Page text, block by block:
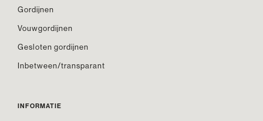
Gordijnen
Vouwgordijnen
Gesloten gordijnen
Inbetween/transparant
INFORMATIE